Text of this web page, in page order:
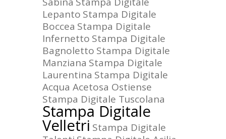
Lepanto Stampa Digitale
Boccea Stampa Digitale
Infernetto Stampa Digitale
Bagnoletto Stampa Digitale
Manziana Stampa Digitale
Laurentina Stampa Digitale
Acqua Acetosa Ostiense
Stampa Digitale Tuscolana
Stampa Digitale
Velletri Stampa Digitale